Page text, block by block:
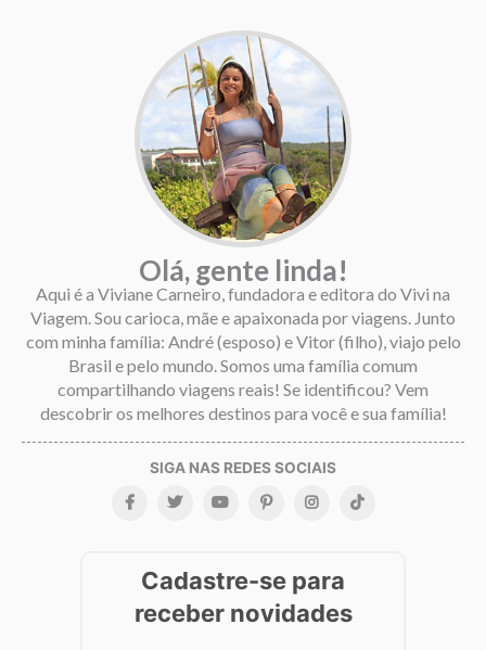
Olá, gente linda!
Aqui é a Viviane Carneiro, fundadora e editora do Vivi na
Viagem. Sou carioca, mãe e apaixonada por viagens. Junto
com minha família: André (esposo) e Vitor (filho), viajo pelo
Brasil e pelo mundo. Somos uma família comum
compartilhando viagens reais! Se identificou? Vem
descobrir os melhores destinos para você e sua família!